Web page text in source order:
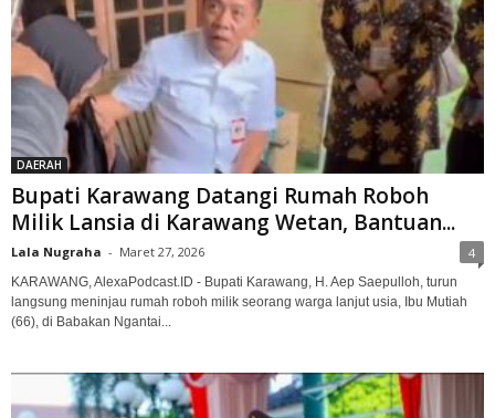
DAERAH
Bupati Karawang Datangi Rumah Roboh
Milik Lansia di Karawang Wetan, Bantuan...
Lala Nugraha - Maret 27, 2026 4
KARAWANG, AlexaPodcast.ID - Bupati Karawang, H. Aep Saepulloh, turun
langsung meninjau rumah roboh milik seorang warga lanjut usia, Ibu Mutiah
(66), di Babakan Ngantai...